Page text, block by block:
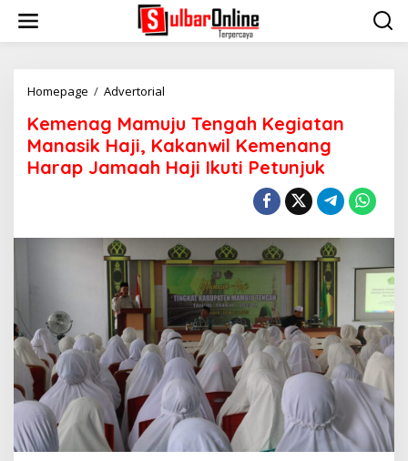
i
Homepage / Advertorial
m
e
n
a
m
u
u
n
g
a
h
K
e
g
i
Kemenag Mamuju Tengah Kegiatan
Manasik Haji, Kakanwil Kemenang
Harap Jamaah Haji Ikuti Petunjuk